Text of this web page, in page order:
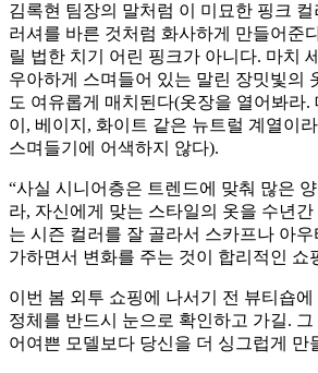
김록현 팀장의 말처럼 이 미묘한 핑크
러셔를 바른 것처럼 화사하게 만들어준
릴 법한 치기 어린 핑크가 아니다. 마치
우아하게 스며들어 있는 말린 장밋빛의
도 여유롭게 매치된다(옷장을 열어봐라.
이, 베이지, 화이트 같은 뉴트럴 계열이
스며들기에 어색하지 않다).
“사실 시니어층은 트렌드에 맞춰 많은
라, 자신에게 맞는 스타일의 옷을 수년간
는 시즌 컬러를 잘 골라서 스카프나 아
가하면서 변화를 주는 것이 합리적인 쇼
이번 봄 외투 쇼핑에 나서기 전 뷰티숍에
정체를 반드시 눈으로 확인하고 가길.
어여쁜 모델보다 당신을 더 싱그럽게 만